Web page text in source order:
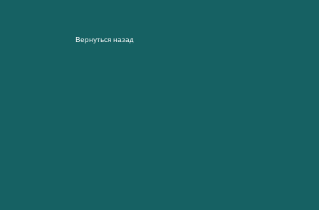
Вернуться назад